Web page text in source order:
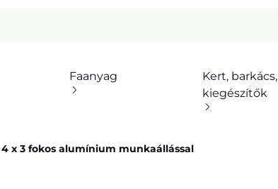
Faanyag
Kert, barkács,
kiegészítők
x 3 fokos alumínium munkaállással